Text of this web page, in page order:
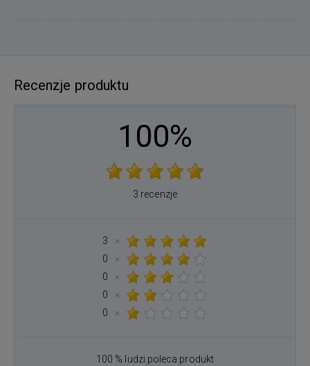
Recenzje produktu
100%
3 recenzje
3
×
0
×
0
×
0
×
0
×
100 % ludzi poleca produkt